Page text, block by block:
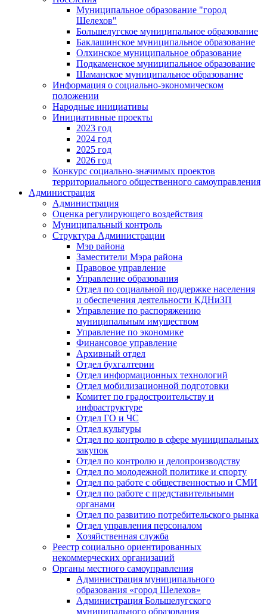
Муниципальное образование "город
Шелехов"
Большелугское муниципальное образование
Баклашинское муниципальное образование
Олхинское муниципальное образование
Подкаменское муниципальное образование
Шаманское муниципальное образование
Информация о социально-экономическом
положении
Народные инициативы
Инициативные проекты
2023 год
2024 год
2025 год
2026 год
Конкурс социально-значимых проектов
территориального общественного самоуправления
Администрация
Администрация
Оценка регулирующего воздействия
Муниципальный контроль
Структура Администрации
Мэр района
Заместители Мэра района
Правовое управление
Управление образования
Отдел по социальной поддержке населения
и обеспечения деятельности КДНиЗП
Управление по распоряжению
муниципальным имуществом
Управление по экономике
Финансовое управление
Архивный отдел
Отдел бухгалтерии
Отдел информационных технологий
Отдел мобилизационной подготовки
Комитет по градостроительству и
инфраструктуре
Отдел ГО и ЧС
Отдел культуры
Отдел по контролю в сфере муниципальных
закупок
Отдел по контролю и делопроизводству
Отдел по молодежной политике и спорту
Отдел по работе с общественностью и СМИ
Отдел по работе с представительными
органами
Отдел по развитию потребительского рынка
Отдел управления персоналом
Хозяйственная служба
Реестр социально ориентированных
некоммерческих организаций
Органы местного самоуправления
Администрация муниципального
образования «город Шелехов»
Администрация Большелугского
муниципального образования